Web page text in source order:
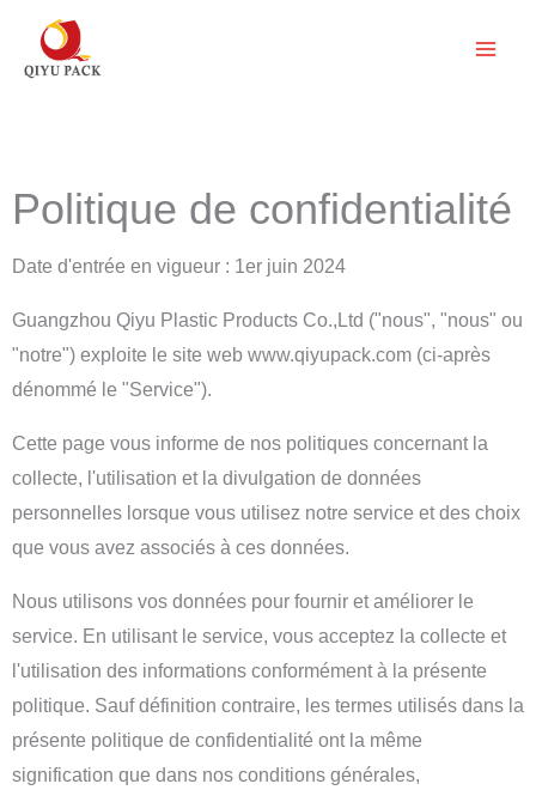
contenu
Politique de confidentialité
Date d'entrée en vigueur : 1er juin 2024
Guangzhou Qiyu Plastic Products Co.,Ltd ("nous", "nous" ou
"notre") exploite le site web www.qiyupack.com (ci-après
dénommé le "Service").
Cette page vous informe de nos politiques concernant la
collecte, l'utilisation et la divulgation de données
personnelles lorsque vous utilisez notre service et des choix
que vous avez associés à ces données.
Nous utilisons vos données pour fournir et améliorer le
service. En utilisant le service, vous acceptez la collecte et
l'utilisation des informations conformément à la présente
politique. Sauf définition contraire, les termes utilisés dans la
présente politique de confidentialité ont la même
signification que dans nos conditions générales,